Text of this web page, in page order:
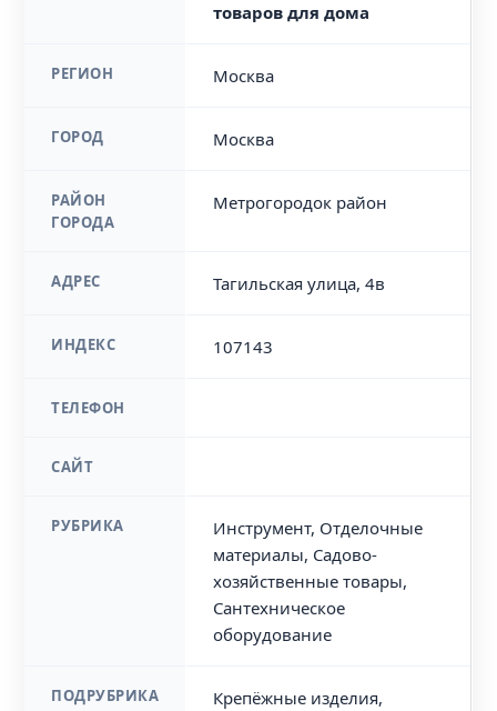
товаров для дома
РЕГИОН Москва
ГОРОД Москва
РАЙОН
ГОРОДА
Метрогородок район
АДРЕС Тагильская улица, 4в
ИНДЕКС 107143
ТЕЛЕФОН
САЙТ
РУБРИКА
Инструмент, Отделочные
материалы, Садово-
хозяйственные товары,
Сантехническое
оборудование
ПОДРУБРИКА
Крепёжные изделия,